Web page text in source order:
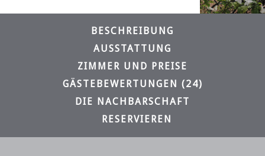
BESCHREIBUNG
AUSSTATTUNG
ZIMMER UND PREISE
GÄSTEBEWERTUNGEN (24)
DIE NACHBARSCHAFT
RESERVIEREN